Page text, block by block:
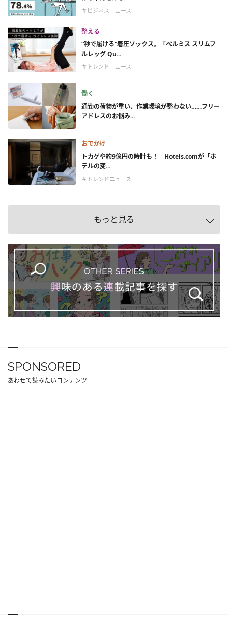
＃ビジネスニュース
整える
“秒で履ける”着圧ソックス。「ベルミス スリムフ
ルレッグ Qu...
＃トレンドニュース
働く
通勤の荷物が重い、作業環境が整わない……フリー
アドレスのお悩み...
おでかけ
トカゲや約9億円の時計も！ Hotels.comが「ホ
テルの変...
＃トレンドニュース
もっと見る
SPONSORED
あわせて読みたいコンテンツ